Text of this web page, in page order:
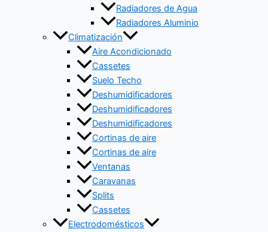
Radiadores de Agua
Radiadores Aluminio
Climatización
Aire Acondicionado
Cassetes
Suelo Techo
Deshumidificadores
Deshumidificadores
Deshumidificadores
Cortinas de aire
Cortinas de aire
Ventanas
Caravanas
Splits
Cassetes
Electrodomésticos